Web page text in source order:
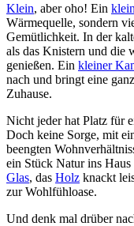
Klein, aber oho! Ein
Wärmequelle, sondern
Gemütlichkeit. In der
als das Knistern und die
genießen. Ein kleiner
nach und bringt eine
Zuhause.
Nicht jeder hat Platz für
Doch keine Sorge, mit
beengten
ein Stück Natur ins
Glas, das Holz knackt
zur Wohlfühloase.
Und denk mal drüber